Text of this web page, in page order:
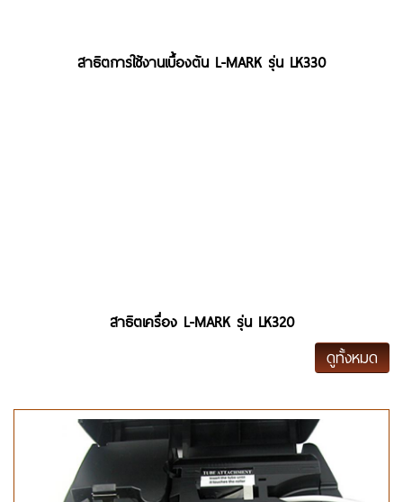
สาธิตการใช้งานเบื้องต้น L-MARK รุ่น LK330
สาธิตเครื่อง L-MARK รุ่น LK320
ดูทั้งหมด
Previous